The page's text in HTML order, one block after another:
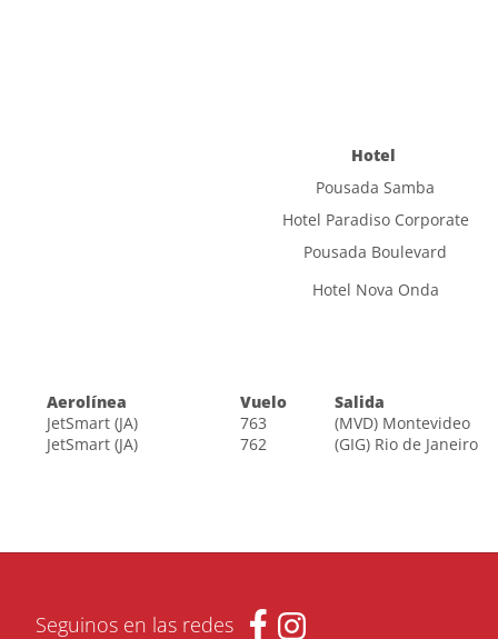
Hotel
Pousada Samba
Hotel Paradiso Corporate
Pousada Boulevard
Hotel Nova Onda
Aerolínea Vuelo Salida
JetSmart (JA)
763 (MVD) Montevideo
JetSmart (JA)
762 (GIG) Rio de Janeiro
Seguinos en las redes